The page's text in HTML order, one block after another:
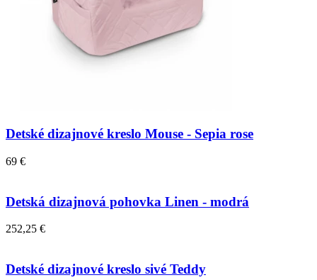
Detské dizajnové kreslo Mouse - Sepia rose
69 €
Detská dizajnová pohovka Linen - modrá
252,25 €
Detské dizajnové kreslo sivé Teddy